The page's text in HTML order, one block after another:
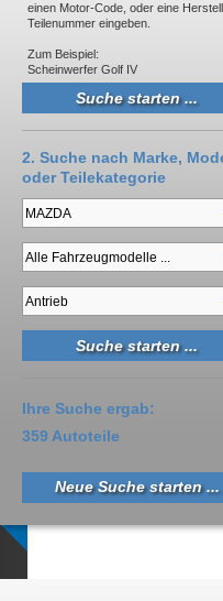
einen Motor-Code, oder eine
Teilenummer eingeben.
Zum Beispiel:
Scheinwerfer Golf IV
2. Suche nach Marke,
oder Teilekategorie
Ihre Suche ergab:
359 Autoteile
Neue Suche starten ...